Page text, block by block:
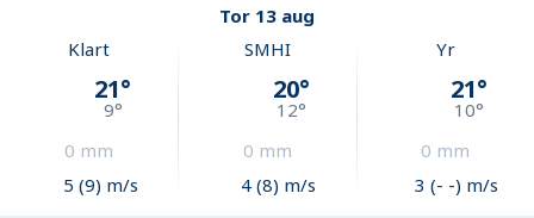
Tor 13 aug
Klart
21°
9°
0 mm
5 (9) m/s
SMHI
20°
12°
0 mm
4 (8) m/s
Yr
21°
10°
0 mm
3 (- -) m/s